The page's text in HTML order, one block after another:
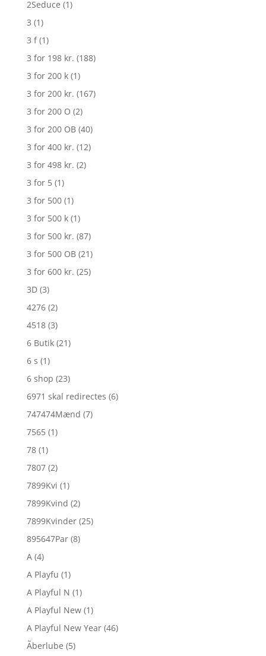
2Seduce (1)
3 (1)
3 f (1)
3 for 198 kr. (188)
3 for 200 k (1)
3 for 200 kr. (167)
3 for 200 O (2)
3 for 200 OB (40)
3 for 400 kr. (12)
3 for 498 kr. (2)
3 for 5 (1)
3 for 500 (1)
3 for 500 k (1)
3 for 500 kr. (87)
3 for 500 OB (21)
3 for 600 kr. (25)
3D (3)
4276 (2)
4518 (3)
6 Butik (21)
6 s (1)
6 shop (23)
6971 skal redirectes (6)
747474Mænd (7)
7565 (1)
78 (1)
7807 (2)
7899Kvi (1)
7899Kvind (2)
7899Kvinder (25)
895647Par (8)
A (4)
A Playfu (1)
A Playful N (1)
A Playful New (1)
A Playful New Year (46)
Ãberlube (5)